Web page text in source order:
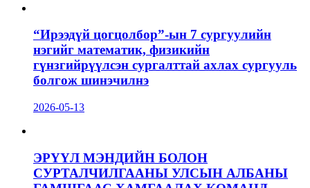
“Ирээдүй цогцолбор”-ын 7 сургуулийн
нэгийг математик, физикийн
гүнзгийрүүлсэн сургалттай ахлах сургууль
болгож шинэчилнэ
2026-05-13
ЭРҮҮЛ МЭНДИЙН БОЛОН
СУРТАЛЧИЛГААНЫ УЛСЫН АЛБАНЫ